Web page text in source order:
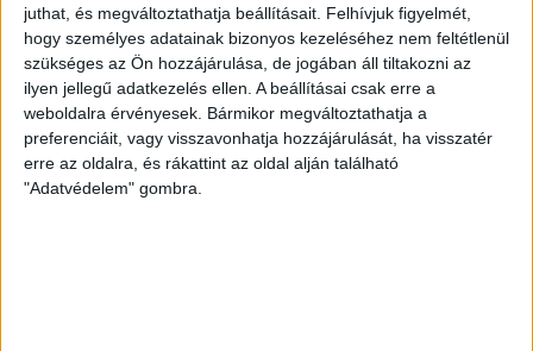
juthat, és megváltoztathatja beállításait. Felhívjuk figyelmét,
hogy személyes adatainak bizonyos kezeléséhez nem feltétlenül
szükséges az Ön hozzájárulása, de jogában áll tiltakozni az
ilyen jellegű adatkezelés ellen. A beállításai csak erre a
weboldalra érvényesek. Bármikor megváltoztathatja a
preferenciáit, vagy visszavonhatja hozzájárulását, ha visszatér
erre az oldalra, és rákattint az oldal alján található
"Adatvédelem" gombra.
“Az elmúlt húsz évben közel 300 exobolygót fedeztek fel
ezzel a módszerrel a Tejútrendszer központja felé
tekintve. A Euclid felvétele 51 ismert bolygórendszert is
tartalmaz, és kulcsszerepet játszhat számos további
rendszer pontos jellemzésében” – idézték a
közleményben Jean-Philippe Beaulieu-t, az Institut
d’Astrophysique de Paris kutatóját és a program egyik